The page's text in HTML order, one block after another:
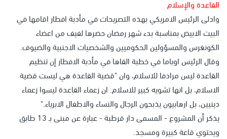
القاعدة والإسلام
وادلى الرئيس الامريكي بهذه التصريحات في مأدبة افطار اقامها في
البيت الابيض بمناسبة بدء شهر رمضان حضرها لفيف من اعضاء
الكونغرس والمسؤولين الحكوميين والشخصيات الاجنبية والضيوف.
وقال الرئيس اوباما في خطبة القاها في مأدبة الافطار إن تنظيم
القاعدة ليس مرادفا للاسلام، وان "قضية القاعدة هي ليست قضية
الاسلام، بل انها تشويه كبير للاسلام. ان زعماء القاعدة ليسوا زعماء
دينيين، بل ارهابيون يذبحون الرجال والنساء والاطفال الابرياء."
يذكر أن المشروع - المسمى دار قرطبة - عبارة عن مبنى بـ 13 طابق
ويحتوي قاعة كبيرة ومسجد.